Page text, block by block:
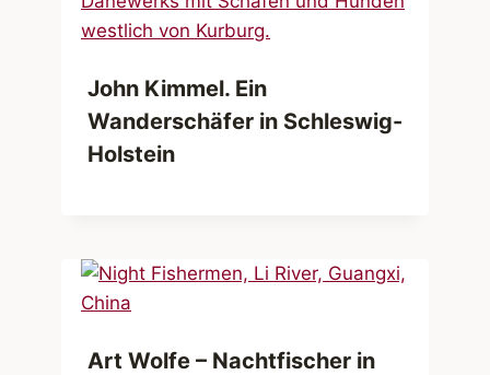
John Kimmel. Ein
Wanderschäfer in Schleswig-
Holstein
Art Wolfe – Nachtfischer in